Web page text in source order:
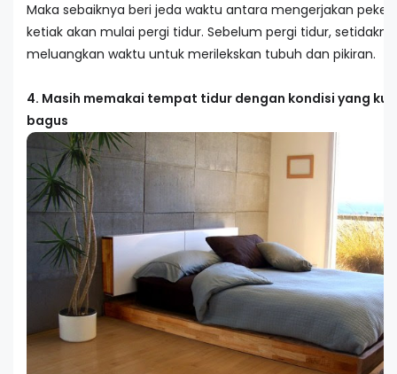
Maka sebaiknya beri jeda waktu antara mengerjakan
ketiak akan mulai pergi tidur. Sebelum pergi tidur,
meluangkan waktu untuk merilekskan tubuh dan pikiran.
4. Masih memakai tempat tidur dengan kondisi yang
bagus